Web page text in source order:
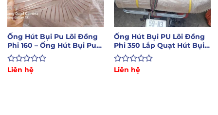
Ống Hút Bụi Pu Lõi Đồng
Phi 160 – Ống Hút Bụi Pu
Lắp Máy CNC
Được
Liên hệ
Ống Hút Bụi PU Lõi Đồng
Phi 350 Lắp Quạt Hút Bụi
Công Nghiệp
Được
Liên hệ